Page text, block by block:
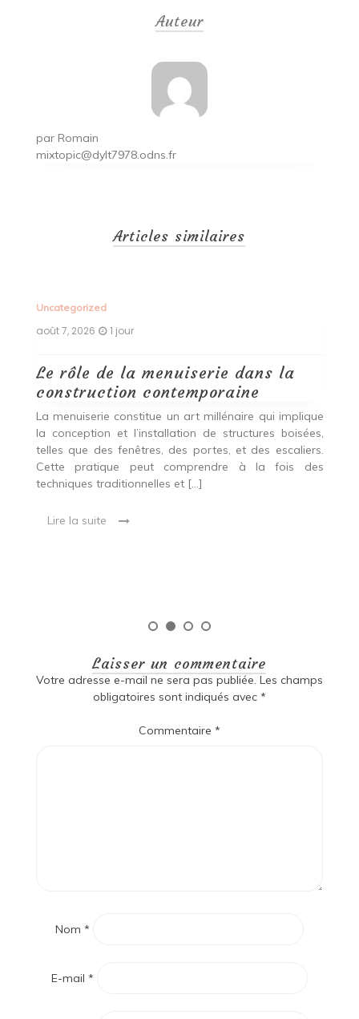
Auteur
par Romain
mixtopic@dylt7978.odns.fr
Articles similaires
Uncategorized
août 7, 2026 1 jour
Le rôle de la menuiserie dans la
construction contemporaine
La menuiserie constitue un art millénaire qui implique
la conception et l’installation de structures boisées,
telles que des fenêtres, des portes, et des escaliers.
Cette pratique peut comprendre à la fois des
techniques traditionnelles et […]
Lire la suite
Laisser un commentaire
Votre adresse e-mail ne sera pas publiée. Les champs
obligatoires sont indiqués avec *
Commentaire *
Nom *
E-mail *